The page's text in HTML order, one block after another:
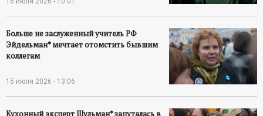
Больше не заслуженный учитель РФ
Эйдельман* мечтает отомстить бывшим
коллегам
15 июля 2026 - 13:06
Кухонный эксперт Шульман* запуталась в